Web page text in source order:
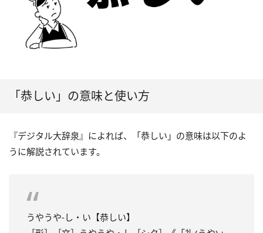
「恭しい」の意味と使い方
『デジタル大辞泉』によれば、「恭しい」の意味は以下のよ
うに解説されています。
うやうや‐し・い【恭しい】